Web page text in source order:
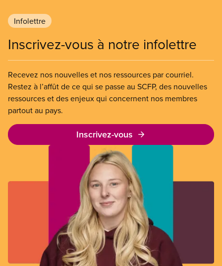
Infolettre
Inscrivez-vous à notre infolettre
Recevez nos nouvelles et nos ressources par courriel.
Restez à l’affût de ce qui se passe au SCFP, des nouvelles
ressources et des enjeux qui concernent nos membres
partout au pays.
Inscrivez-vous